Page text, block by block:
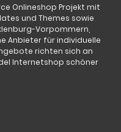
Onlineshop Projekt mit
und Themes sowie
Vorpommern,
Anbieter für individuelle
richten sich an
Internetshop schöner